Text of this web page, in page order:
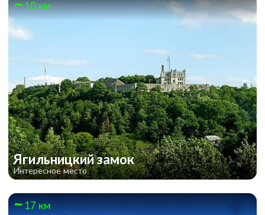
10 км
Ягильницкий замок
Интересное место
17 км